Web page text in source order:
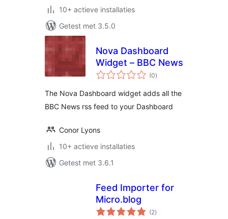
10+ actieve installaties
Getest met 3.5.0
Nova Dashboard
Widget – BBC News
(0totaal
waarderingen
)
The Nova Dashboard widget adds all the
BBC News rss feed to your Dashboard
Conor Lyons
10+ actieve installaties
Getest met 3.6.1
Feed Importer for
Micro.blog
(2totaal
waarderingen
)